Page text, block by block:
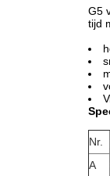
G5
tijd
Nr.
A